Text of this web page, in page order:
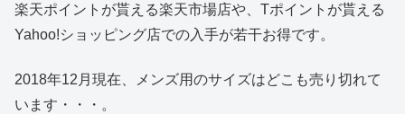
楽天ポイントが貰える楽天市場店や、Tポイントが貰える
Yahoo!ショッピング店での入手が若干お得です。
2018年12月現在、メンズ用のサイズはどこも売り切れて
います・・・。